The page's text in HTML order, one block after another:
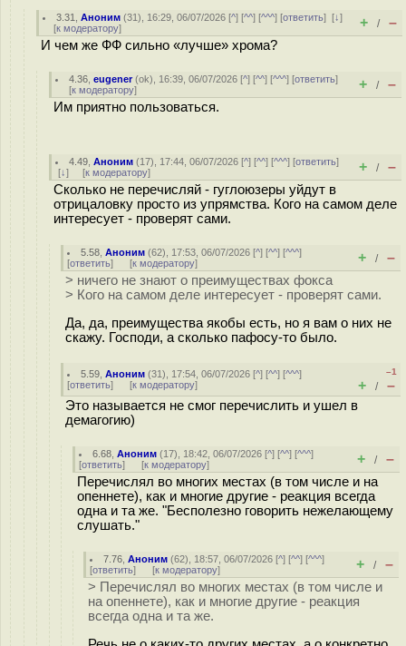
3.31 ,Аноним (31), 16:29, 06/07/2026 [^] [^^] [^^^] [ответить][↓]
[к модератору] + / –
И чем же ФФ сильно «лучше» хрома?
4.36 ,eugener(ok), 16:39, 06/07/2026 [^] [^^] [^^^] [ответить]
[к модератору] + / –
Им приятно пользоваться.
4.49 ,Аноним (17), 17:44, 06/07/2026 [^] [^^] [^^^] [ответить]
[↓] [к модератору] + / –
Сколько не перечисляй - гуглоюзеры уйдут в
отрицаловку просто из упрямства. Кого на самом деле
интересует - проверят сами.
5.58 ,Аноним (62), 17:53, 06/07/2026 [^] [^^] [^^^]
[ответить] [к модератору] + / –
> ничего не знают о преимуществах фокса
> Кого на самом деле интересует - проверят сами.
Да, да, преимущества якобы есть, но я вам о них не
скажу. Господи, а сколько пафосу-то было.
5.59 ,Аноним (31), 17:54, 06/07/2026 [^] [^^] [^^^]
[ответить] [к модератору]
–1
+ / –
Это называется не смог перечислить и ушел в
демагогию)
6.68 ,Аноним (17), 18:42, 06/07/2026 [^] [^^] [^^^]
[ответить] [к модератору] + / –
Перечислял во многих местах (в том числе и на
опеннете), как и многие другие - реакция всегда
одна и та же. "Бесполезно говорить нежелающему
слушать."
7.76 ,Аноним (62), 18:57, 06/07/2026 [^] [^^] [^^^]
[ответить] [к модератору] + / –
> Перечислял во многих местах (в том числе и
на опеннете), как и многие другие - реакция
всегда одна и та же.